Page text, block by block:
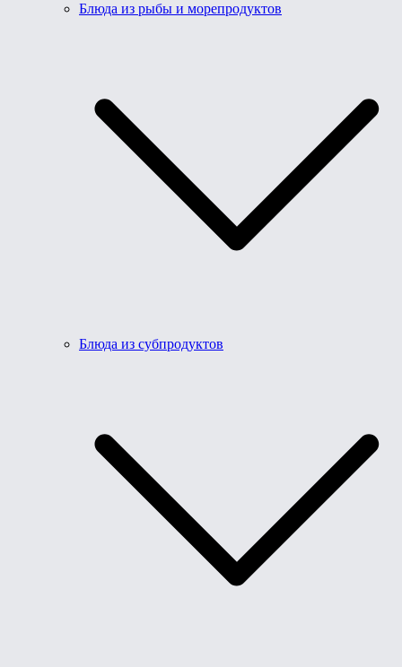
Блюда из рыбы и морепродуктов
Блюда из субпродуктов